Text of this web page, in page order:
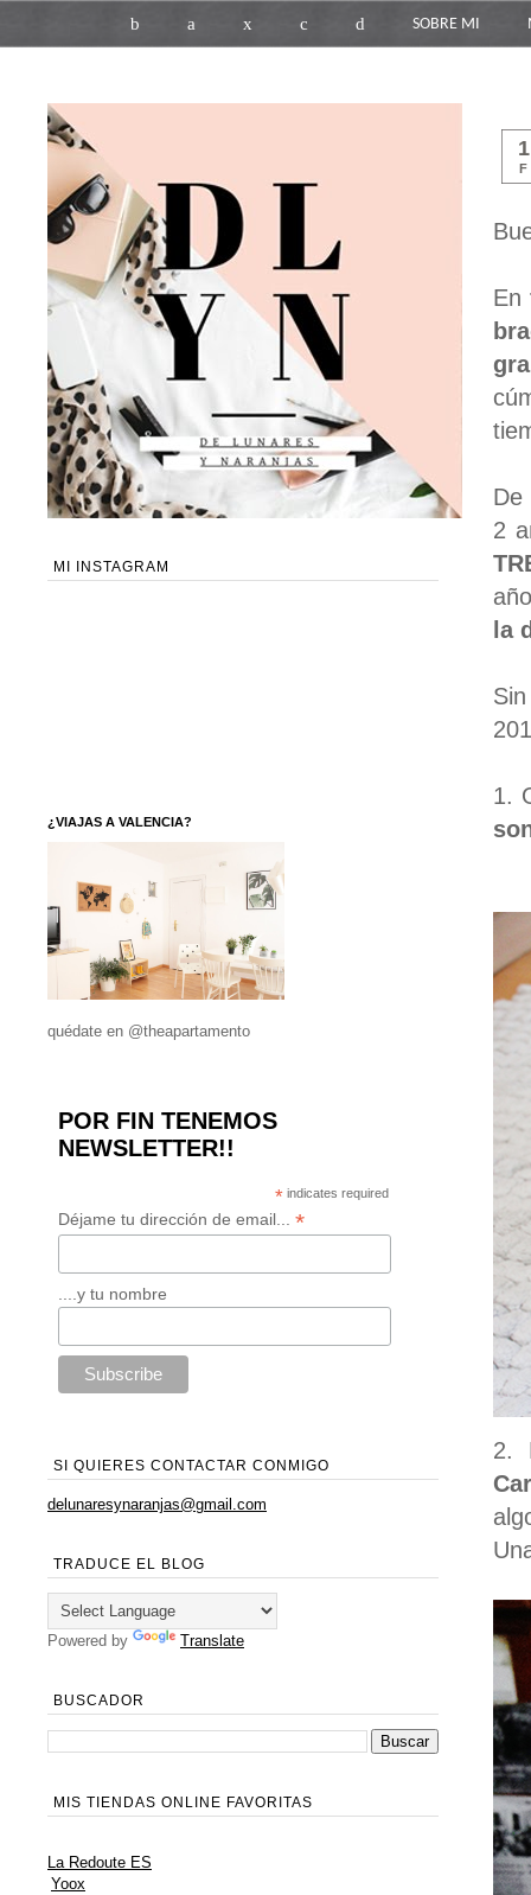
b a x c d SOBRE MI
En
De
2
la
1.
2.
MI INSTAGRAM
¿VIAJAS A VALENCIA?
quédate en @theapartamento
POR FIN TENEMOS
NEWSLETTER!!
* indicates required
Déjame tu dirección de email... *
....y tu nombre
SI QUIERES CONTACTAR CONMIGO
delunaresynaranjas@gmail.com
TRADUCE EL BLOG
Powered by Translate
BUSCADOR
MIS TIENDAS ONLINE FAVORITAS
La Redoute ES
Yoox